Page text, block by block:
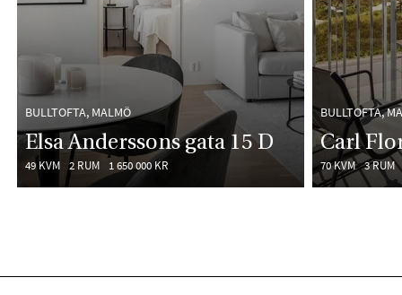
BULLTOFTA, MALMÖ
Elsa Anderssons gata 15 D
49 KVM 2 RUM 1 650 000 KR
BULLTOFTA,
Carl
70 KVM 3 RUM